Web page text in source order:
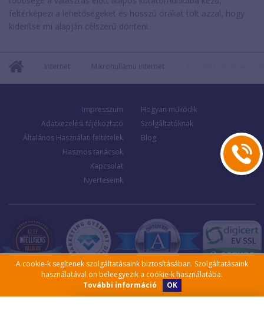
feltérképezi a lehetőségeket és hosszú órákat tölt azzal, hogy
kiderítse mi alapján célszerű dönteni.
Internet Mikrohullámú internet
Impresszum
Adatkezelési tájékoztató
Általános Használati feltételek
Hasznos tanácsok
Kapcsolat
Nyerteseink
Hogyan működik
Szolgáltatóknak
Blog
A cookie-k segítenek szolgáltatásaink biztosításában. Szolgáltatásaink
használatával ön beleegyezik a cookie-k használatába.
További információ
OK